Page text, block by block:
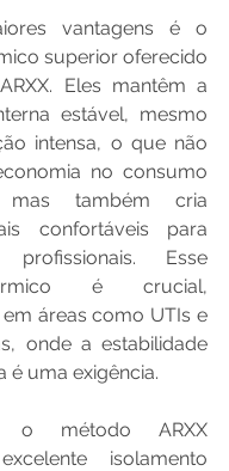
vantagens é o
superior oferecido
Eles mantêm a
estável, mesmo
intensa, o que não
no consumo
também cria
confortáveis para
Esse
é crucial,
áreas como UTIs e
onde a estabilidade
é uma exigência.
o método ARXX
isolamento